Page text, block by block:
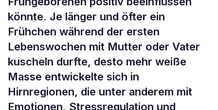
könnte. Je länger und öfter ein
Frühchen während der ersten
Lebenswochen mit Mutter oder Vater
kuscheln durfte, desto mehr weiße
Masse entwickelte sich in
Hirnregionen, die unter anderem mit
Emotionen, Stressregulation und